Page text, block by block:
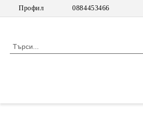
Профил 0884453466